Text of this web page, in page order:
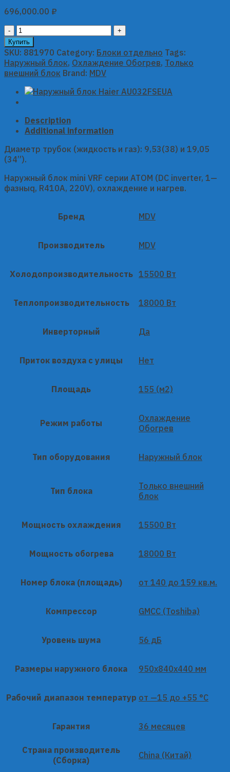
696,000.00 ₽
Наружный
блок
MDV
серии
ATOM
DC-
Inverter
MDV-
quantity
Купить
SKU: 881970 Category: Блоки отдельно Tags:
Наружный блок, Охлаждение Обогрев, Только
внешний блок Brand: MDV
Description
Additional information
Диаметр трубок (жидкость и газ): 9,53(38) и 19,05
(34”).
Наружный блок mini VRF серии ATOM (DC inverter, 1—
фазныq, R410A, 220V), охлаждение и нагрев.
Бренд MDV
Производитель MDV
Холодопроизводительность 15500 Вт
Теплопроизводительность 18000 Вт
Инверторный Да
Приток воздуха с улицы Нет
Площадь 155 (м2)
Режим работы
Охлаждение
Обогрев
Тип оборудования Наружный блок
Тип блока
Только внешний
блок
Мощность охлаждения 15500 Вт
Мощность обогрева 18000 Вт
Номер блока (площадь) от 140 до 159 кв.м.
Компрессор GMCC (Toshiba)
Уровень шума 56 дБ
Размеры наружного блока 950x840x440 мм
Рабочий диапазон температур от —15 до +55 °C
Гарантия 36 месяцев
Страна производитель
(Сборка)
China (Китай)